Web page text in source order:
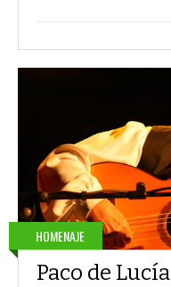
HOMENAJE
Paco de Lucía